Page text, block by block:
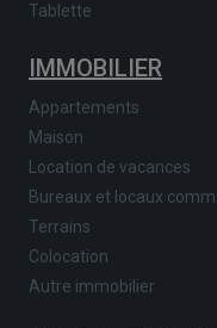
Tablette
IMMOBILIER
Appartements
Maison
Location de vacances
Bureaux et locaux
Terrains
Colocation
Autre immobilier